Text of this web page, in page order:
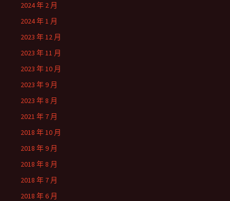
2024 年 2 月
2024 年 1 月
2023 年 12 月
2023 年 11 月
2023 年 10 月
2023 年 9 月
2023 年 8 月
2021 年 7 月
2018 年 10 月
2018 年 9 月
2018 年 8 月
2018 年 7 月
2018 年 6 月